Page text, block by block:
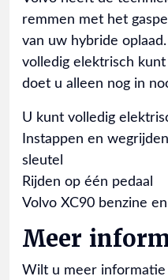
remmen met het
van uw hybride
volledig elektrisch
doet u alleen nog in
U kunt volledig
Instappen en
sleutel
Rijden op één pedaal
Volvo XC90 benzine
Meer
Wilt u meer